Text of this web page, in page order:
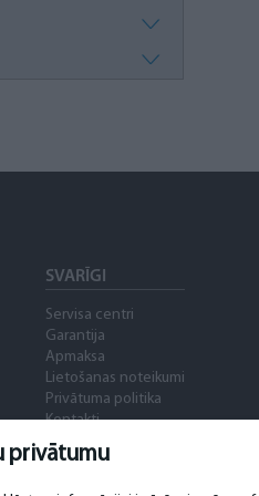
privātumu
SVARĪGI
Servisa centri
Garantija
Apmaksa
Lietošanas noteikumi
Privātuma politika
Kontakti
Distances līgums